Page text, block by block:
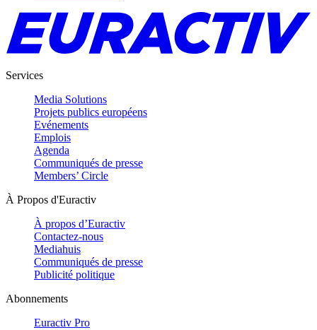
Services
Media Solutions
Projets publics européens
Evénements
Emplois
Agenda
Communiqués de presse
Members’ Circle
À Propos d'Euractiv
À propos d’Euractiv
Contactez-nous
Mediahuis
Communiqués de presse
Publicité politique
Abonnements
Euractiv Pro